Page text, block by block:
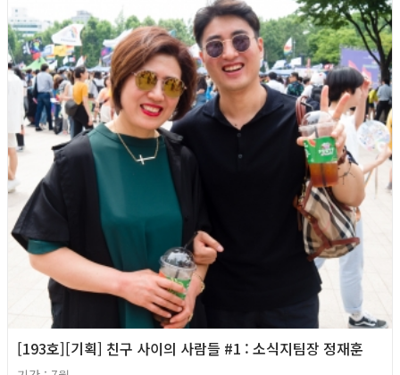
[193호][기획] 친구 사이의 사람들 #1 : 소식지팀장 정재훈